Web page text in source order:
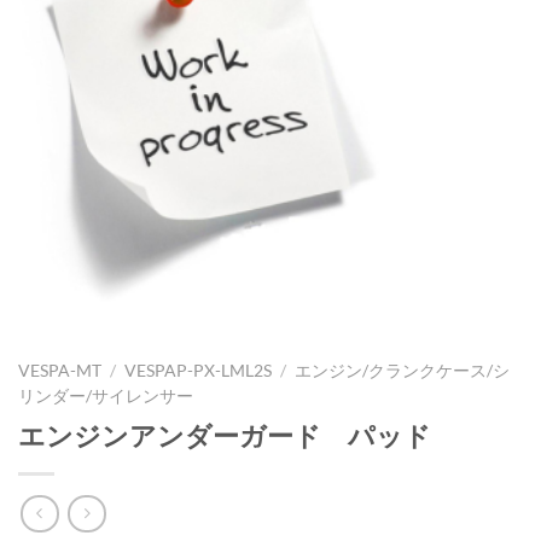
VESPA-MT / VESPAP-PX-LML2S / エンジン/クランクケース/シ
リンダー/サイレンサー
エンジンアンダーガード パッド